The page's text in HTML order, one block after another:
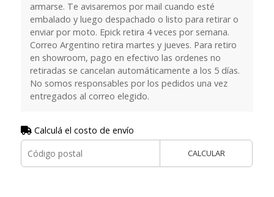
armarse. Te avisaremos por mail cuando esté
embalado y luego despachado o listo para retirar o
enviar por moto. Epick retira 4 veces por semana.
Correo Argentino retira martes y jueves. Para retiro
en showroom, pago en efectivo las ordenes no
retiradas se cancelan automáticamente a los 5 días.
No somos responsables por los pedidos una vez
entregados al correo elegido.
Calculá el costo de envío
CALCULAR